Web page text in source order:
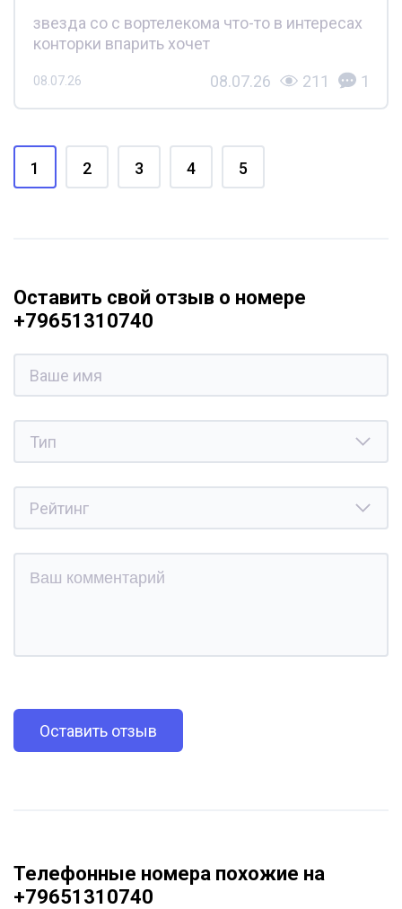
звезда со с вортелекома что-то в интересах
конторки впарить хочет
08.07.26 08.07.26 211 1
1 2 3 4 5
Оставить свой отзыв о номере
+79651310740
Оставить отзыв
Телефонные номера похожие на
+79651310740